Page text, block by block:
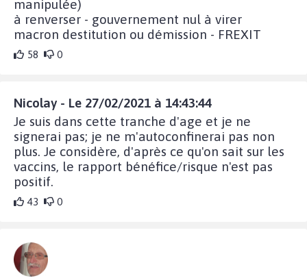
manipulée)
à renverser - gouvernement nul à virer
macron destitution ou démission - FREXIT
58 0
Nicolay - Le 27/02/2021 à 14:43:44
Je suis dans cette tranche d'age et je ne
signerai pas; je ne m'autoconfinerai pas non
plus. Je considère, d'après ce qu'on sait sur les
vaccins, le rapport bénéfice/risque n'est pas
positif.
43 0